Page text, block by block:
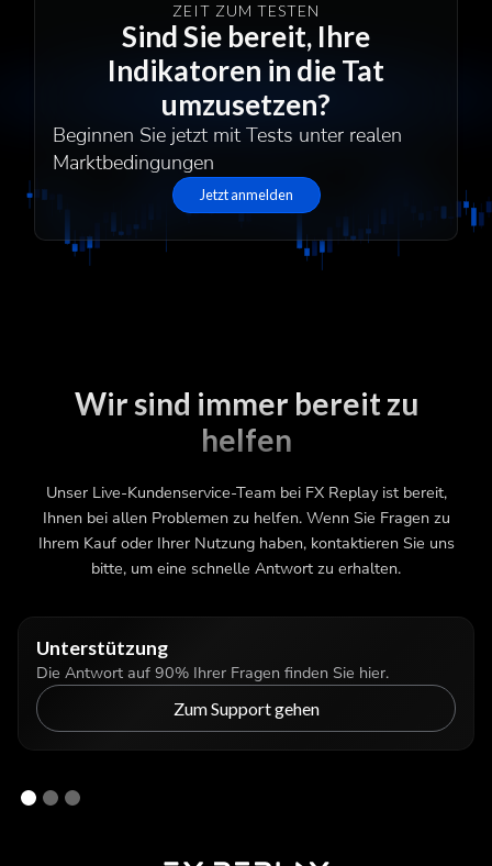
ZEIT ZUM TESTEN
Sind Sie bereit, Ihre
Indikatoren in die Tat
umzusetzen?
Beginnen Sie jetzt mit Tests unter realen
Marktbedingungen
Jetzt anmelden
Wir sind immer bereit zu
helfen
Unser Live-Kundenservice-Team bei FX Replay ist bereit,
Ihnen bei allen Problemen zu helfen. Wenn Sie Fragen zu
Ihrem Kauf oder Ihrer Nutzung haben, kontaktieren Sie uns
bitte, um eine schnelle Antwort zu erhalten.
Unterstützung
Die Antwort auf 90% Ihrer Fragen finden Sie hier.
Zum Support gehen